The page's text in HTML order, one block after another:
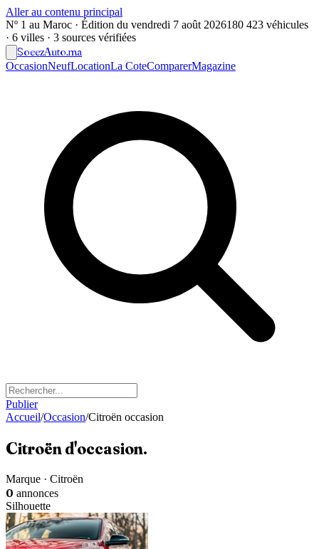
Aller au contenu principal
Nº 1 au Maroc · Édition du vendredi 7 août 2026180 423 véhicules
· 6 villes · 3 sources vérifiées
SoeezAuto.ma
OccasionNeufLocationLa CoteComparerMagazine
Publier
Accueil/Occasion/Citroën occasion
Citroënd'occasion.
Marque · Citroën
0 annonces
Silhouette